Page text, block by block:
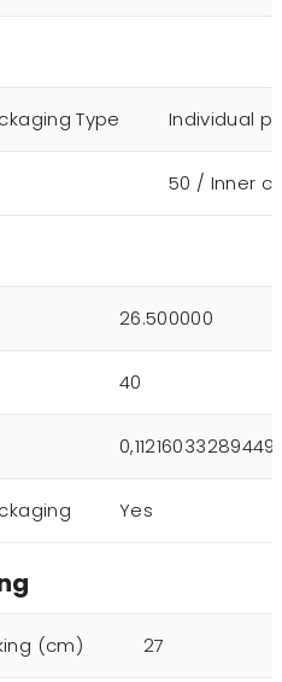
Type Individual
50 / Inner
26.500000
40
Yes
(cm) 27